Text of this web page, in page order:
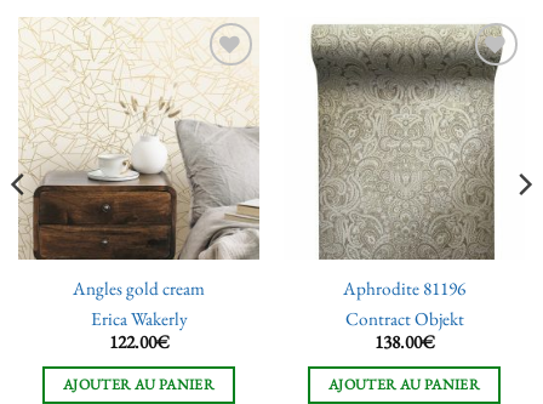
Ajouter
à la liste
de
souhaits
Angles gold cream
Erica Wakerly
122.00€
AJOUTER AU PANIER
Ajouter
à la liste
de
souhaits
Aphrodite 81196
Contract Objekt
138.00€
AJOUTER AU PANIER